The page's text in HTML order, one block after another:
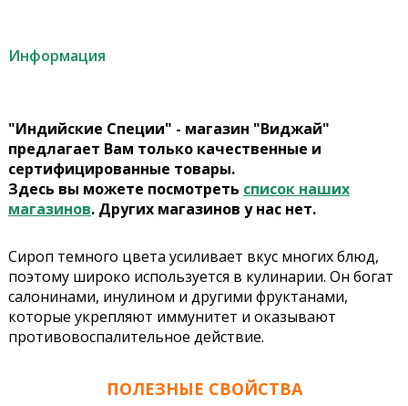
Информация
"Индийские Специи" - магазин "Виджай"
предлагает Вам только качественные и
сертифицированные товары.
Здесь вы можете посмотреть список наших
магазинов. Других магазинов у нас нет.
Сироп темного цвета усиливает вкус многих блюд,
поэтому широко используется в кулинарии. Он богат
салонинами, инулином и другими фруктанами,
которые укрепляют иммунитет и оказывают
противовоспалительное действие.
ПОЛЕЗНЫЕ СВОЙСТВА